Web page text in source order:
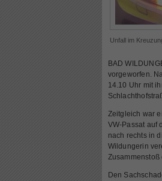
Unfall im
BAD
vorgeworfen.
14.10 Uhr mit
Zeitgleich war
VW-Passat auf
nach rechts in
Wildungerin
Den